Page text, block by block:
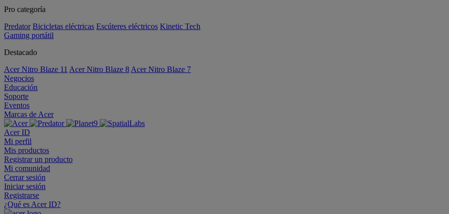
Pro categoría
Predator Bicicletas eléctricas Escúteres eléctricos Kinetic Tech
Gaming portátil
Destacado
Acer Nitro Blaze 11 Acer Nitro Blaze 8 Acer Nitro Blaze 7
Negocios
Educación
Soporte
Eventos
Marcas de Acer
Acer ID
Mi perfil
Mis productos
Registrar un producto
Mi comunidad
Cerrar sesión
Iniciar sesión
Registrarse
¿Qué es Acer ID?